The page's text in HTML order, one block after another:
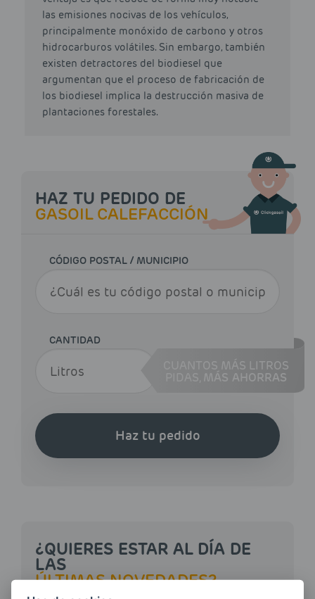
las emisiones nocivas de los vehículos,
principalmente monóxido de carbono y otros
hidrocarburos volátiles. Sin embargo, también
existen detractores del biodiesel que
argumentan que el proceso de fabricación de
los biodiesel implica la destrucción masiva de
plantaciones forestales.
HAZ TU PEDIDO DE
GASOIL CALEFACCIÓN
CÓDIGO POSTAL / MUNICIPIO
CANTIDAD
CUANTOS MÁS LITROS
MÁS AHORRAS
Haz tu pedido
¿QUIERES ESTAR AL DÍA DE
LAS
ÚLTIMAS NOVEDADES?